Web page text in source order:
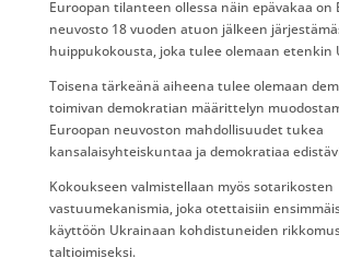
Euroopan tilanteen ollessa näin epävakaa on
neuvosto 18 vuoden atuon jälkeen
huippukokousta, joka tulee olemaan etenkin
Toisena tärkeänä aiheena tulee olemaan
toimivan demokratian määrittelyn
Euroopan neuvoston mahdollisuudet tukea
kansalaisyhteiskuntaa ja demokratiaa
Kokoukseen valmistellaan myös sotarikosten
vastuumekanismia, joka otettaisiin
käyttöön Ukrainaan kohdistuneiden
taltioimiseksi.